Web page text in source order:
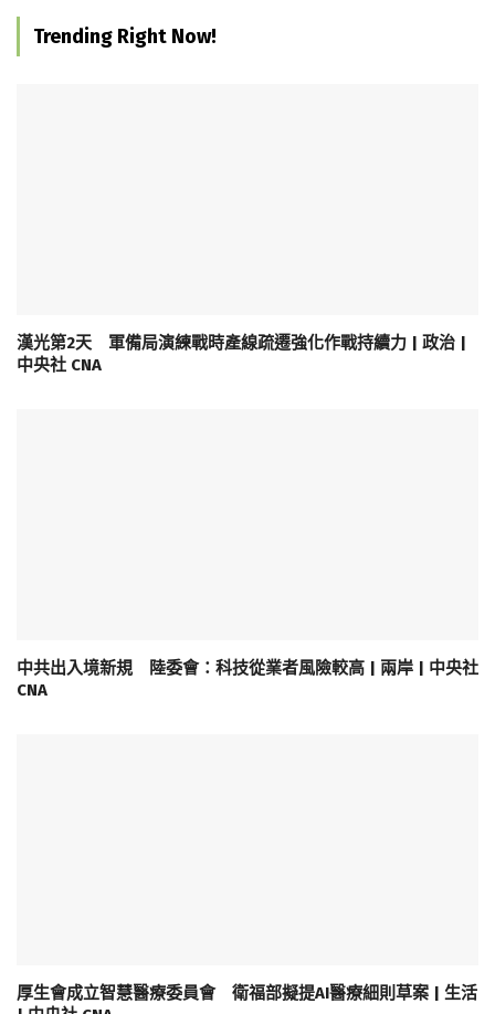
Trending Right Now!
漢光第2天 軍備局演練戰時產線疏遷強化作戰持續力 | 政治 |
中央社 CNA
中共出入境新規 陸委會：科技從業者風險較高 | 兩岸 | 中央社
CNA
厚生會成立智慧醫療委員會 衛福部擬提AI醫療細則草案 | 生活